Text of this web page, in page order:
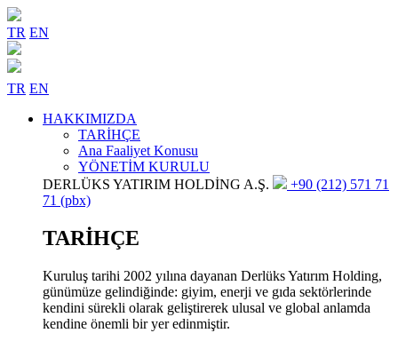
TR EN
TR EN
HAKKIMIZDA
TARİHÇE
Ana Faaliyet Konusu
YÖNETİM KURULU
DERLÜKS YATIRIM HOLDİNG A.Ş.
+90 (212) 571 71
71 (pbx)
TARİHÇE
Kuruluş tarihi 2002 yılına dayanan Derlüks Yatırım Holding,
günümüze gelindiğinde: giyim, enerji ve gıda sektörlerinde
kendini sürekli olarak geliştirerek ulusal ve global anlamda
kendine önemli bir yer edinmiştir.